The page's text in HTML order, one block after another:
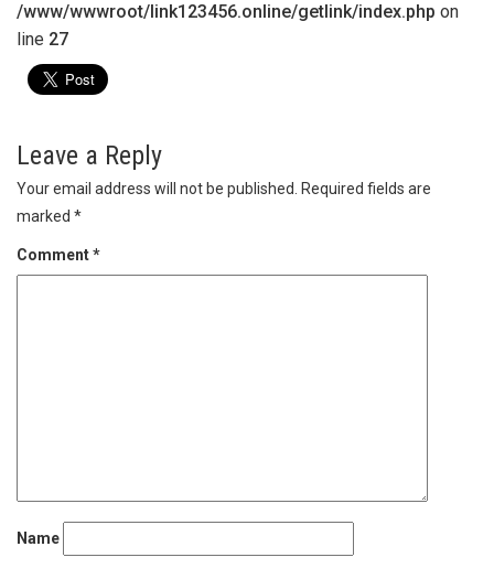
/www/wwwroot/link123456.online/getlink/index.php on
line 27
Leave a Reply
Your email address will not be published. Required fields are
marked *
Comment*
Name